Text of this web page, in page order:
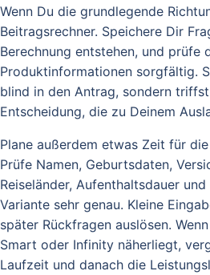
Wenn Du die grundlegende
Beitragsrechner. Speichere Dir
Berechnung entstehen, und prüfe
Produktinformationen sorgfältig.
blind in den Antrag, sondern
Entscheidung, die zu Deinem
Plane außerdem etwas Zeit für
Prüfe Namen, Geburtsdaten,
Reiseländer, Aufenthaltsdauer
Variante sehr genau. Kleine
später Rückfragen auslösen.
Smart oder Infinity näherliegt,
Laufzeit und danach die